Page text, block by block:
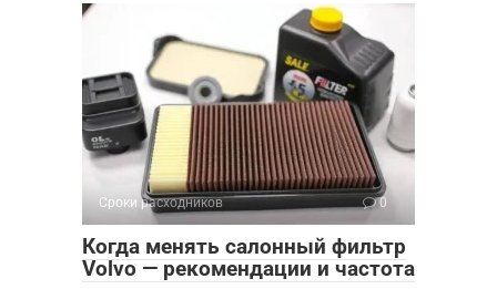
Сроки расходников 0
Когда менять салонный фильтр
Volvo — рекомендации и частота